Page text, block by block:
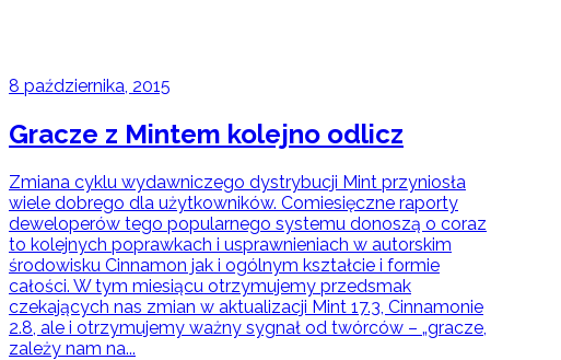
8 października, 2015
Gracze z Mintem kolejno odlicz
Zmiana cyklu wydawniczego dystrybucji Mint przyniosła
wiele dobrego dla użytkowników. Comiesięczne raporty
deweloperów tego popularnego systemu donoszą o coraz
to kolejnych poprawkach i usprawnieniach w autorskim
środowisku Cinnamon jak i ogólnym kształcie i formie
całości. W tym miesiącu otrzymujemy przedsmak
czekających nas zmian w aktualizacji Mint 17.3, Cinnamonie
2.8, ale i otrzymujemy ważny sygnał od twórców – „gracze,
zależy nam na...